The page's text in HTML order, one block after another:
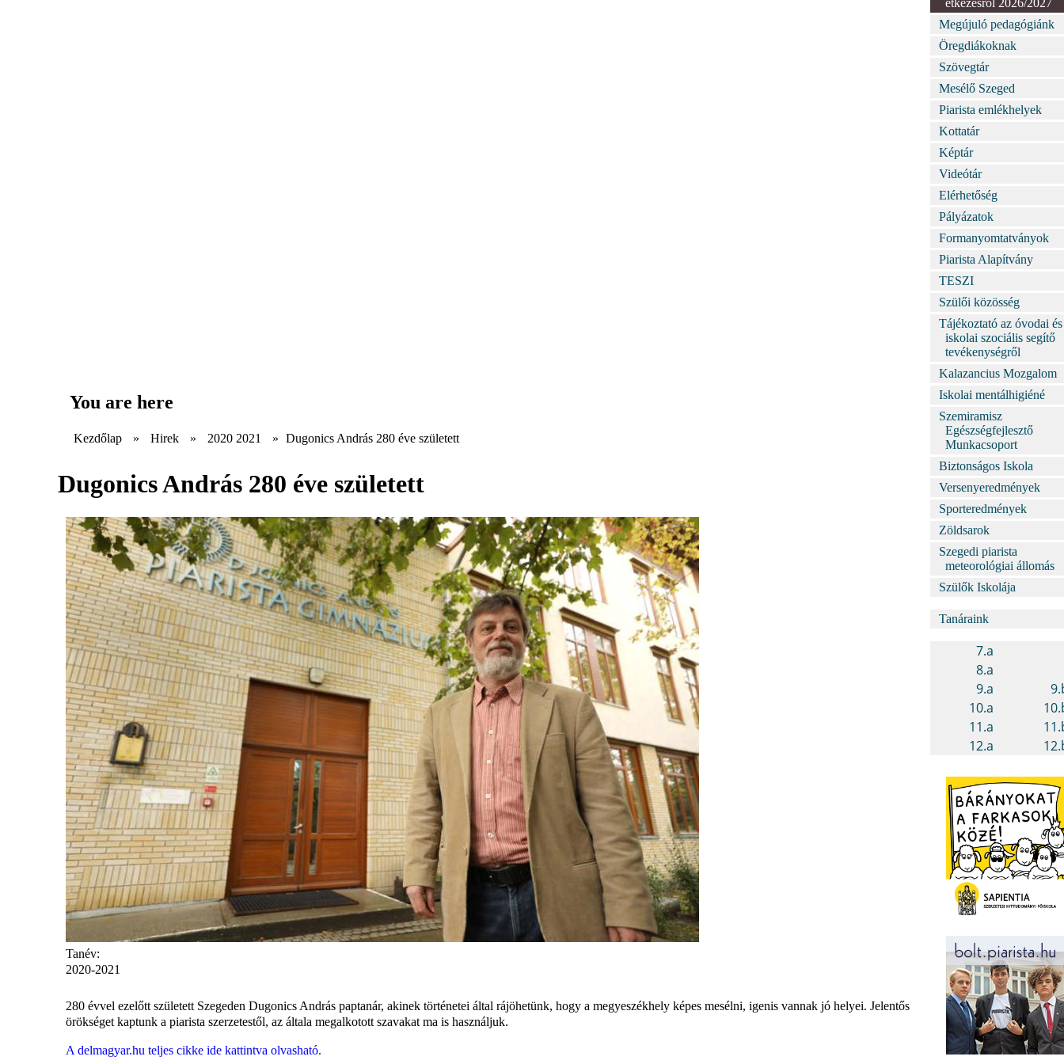
You are here
Kezdőlap » Hirek » 2020 2021 » Dugonics András 280 éve született
Dugonics András 280 éve született
Tanév:
2020-2021
280 évvel ezelőtt született Szegeden Dugonics András paptanár, akinek történetei által rájöhetünk, hogy a megyeszékhely képes mesélni, igenis vannak jó helyei. Jelentős
örökséget kaptunk a piarista szerzetestől, az általa megalkotott szavakat ma is használjuk.
A delmagyar.hu teljes cikke ide kattintva olvasható.
étkezésről 2026/2027
Megújuló pedagógiánk
Öregdiákoknak
Szövegtár
Mesélő Szeged
Piarista emlékhelyek
Kottatár
Képtár
Videótár
Elérhetőség
Pályázatok
Formanyomtatványok
Piarista Alapítvány
TESZI
Szülői közösség
Tájékoztató az óvodai és
iskolai szociális segítő
tevékenységről
Kalazancius Mozgalom
Iskolai mentálhigiéné
Szemiramisz
Egészségfejlesztő
Munkacsoport
Biztonságos Iskola
Versenyeredmények
Sporteredmények
Zöldsarok
Szegedi piarista
meteorológiai állomás
Szülők Iskolája
Tanáraink